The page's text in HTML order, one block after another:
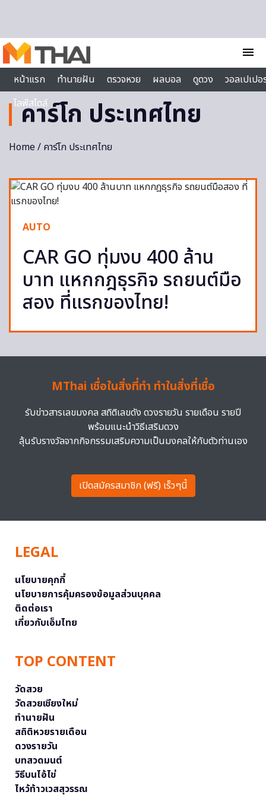
menu
หน้าแรก
ทำนายฝัน ตรวจหวย ผลบอล ดูดวง
วอลเปเป
ไลฟ์สไตล์
คาร์โก ประเทศไทย
Home/ คาร์โก ประเทศไทย
AUTO
CAR GO ทุ่มงบ 400 ล้าน
บาท แหกกฎธุรกิจ รถยนต์มือ
สอง ที่แรกของไทย!
MThai เชื่อในสิ่งที่ทำ ทำในสิ่งที่เชื่อ
รับข่าวสารเลขมงคล สถิติเลขดัง ดวงรายวัน รายเดือน รายปี
พร้อมแนะนำวิธีเสริมดวง
ลุ้นรับรางวัลจากกิจกรรมเสริมความเป็นมงคลให้กับตัวท่านเอง
เปิดสมัครสมาชิก (ฟรี) เร็วๆนี้
LEGAL
นโยบายคุกกี้
นโยบายการคุ้มครองข้อมูลส่วนบุคคล
ติดต่อเรา
เกี่ยวกับเอ็มไทย
TOP CONTENT
วัดสวย
วัดสวยเชียงใหม่
ทำนายฝัน
สถิติหวยรายเดือน
ดวงรายวัน
บทสวดมนต์
วิธีบนไอ้ไข่
ไหว้ท้าวเวสสุวรรณ